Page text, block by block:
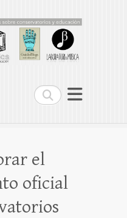
Buscar
el
oficial